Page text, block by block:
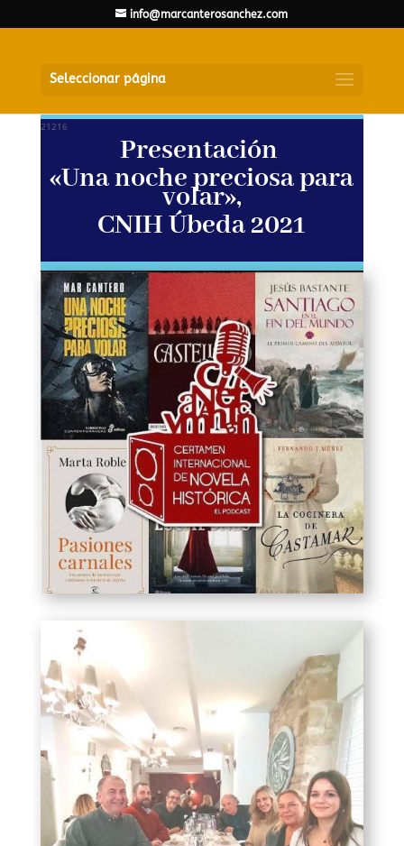
info@marcanterosanchez.com
Seleccionar página
21216
Presentación
«Una noche preciosa para
volar»,
CNIH Úbeda 2021